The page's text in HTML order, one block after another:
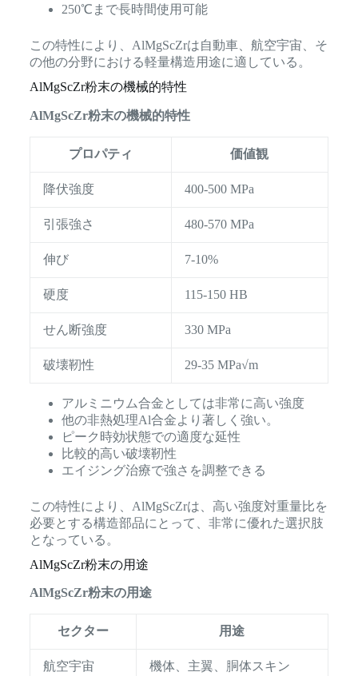
250℃まで長時間使用可能
この特性により、AlMgScZrは自動車、航空宇宙、そ
の他の分野における軽量構造用途に適している。
AlMgScZr粉末の機械的特性
AlMgScZr粉末の機械的特性
プロパティ 価値観
降伏強度 400-500 MPa
引張強さ 480-570 MPa
伸び 7-10%
硬度 115-150 HB
せん断強度 330 MPa
破壊靭性 29-35 MPa√m
アルミニウム合金としては非常に高い強度
他の非熱処理Al合金より著しく強い。
ピーク時効状態での適度な延性
比較的高い破壊靭性
エイジング治療で強さを調整できる
この特性により、AlMgScZrは、高い強度対重量比を
必要とする構造部品にとって、非常に優れた選択肢
となっている。
AlMgScZr粉末の用途
AlMgScZr粉末の用途
セクター 用途
航空宇宙 機体、主翼、胴体スキン